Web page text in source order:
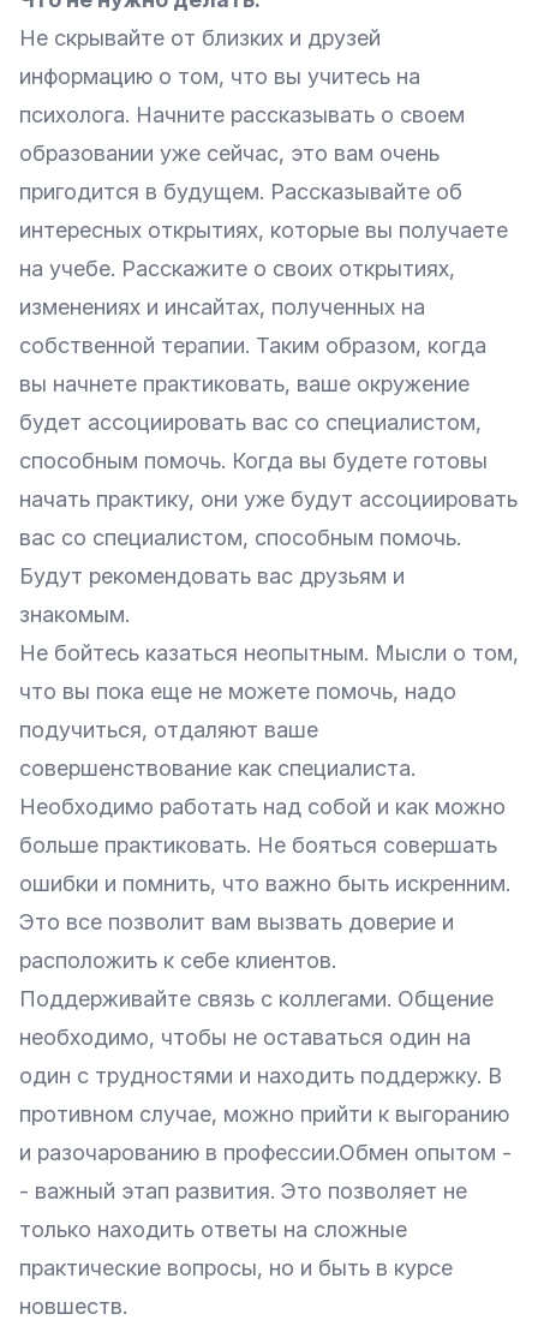
Не скрывайте от близких и друзей
информацию о том, что вы учитесь на
психолога. Начните рассказывать о своем
образовании уже сейчас, это вам очень
пригодится в будущем. Рассказывайте об
интересных открытиях, которые вы получаете
на учебе. Расскажите о своих открытиях,
изменениях и инсайтах, полученных на
собственной терапии. Таким образом, когда
вы начнете практиковать, ваше окружение
будет ассоциировать вас со специалистом,
способным помочь. Когда вы будете готовы
начать практику, они уже будут ассоциировать
вас со специалистом, способным помочь.
Будут рекомендовать вас друзьям и
знакомым.
Не бойтесь казаться неопытным. Мысли о том,
что вы пока еще не можете помочь, надо
подучиться, отдаляют ваше
совершенствование как специалиста.
Необходимо работать над собой и как можно
больше практиковать. Не бояться совершать
ошибки и помнить, что важно быть искренним.
Это все позволит вам вызвать доверие и
расположить к себе клиентов.
Поддерживайте связь с коллегами. Общение
необходимо, чтобы не оставаться один на
один с трудностями и находить поддержку. В
противном случае, можно прийти к выгоранию
и разочарованию в профессии.Обмен опытом -
- важный этап развития. Это позволяет не
только находить ответы на сложные
практические вопросы, но и быть в курсе
новшеств.